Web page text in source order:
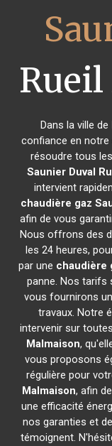
Dans la ville de
confiance en
résoudre tous
Saunier Duval
intervient
chaudière gaz
afin de vous
Nous offrons des
les 24 heures,
par une chaudière
panne. Nos
vous fournirons
travaux. Notre
intervenir sur
Malmaison,
vous proposons
régulière pour
Malmaison, afin
une efficacité
nos garanties et
témoignent.